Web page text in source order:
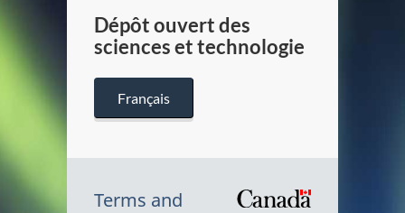
Dépôt ouvert des
sciences et technologie
Français
Terms and